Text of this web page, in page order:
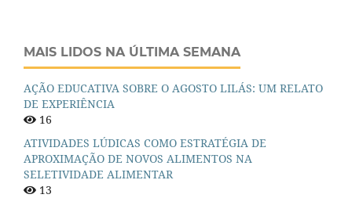
MAIS LIDOS NA ÚLTIMA SEMANA
AÇÃO EDUCATIVA SOBRE O AGOSTO LILÁS: UM RELATO
DE EXPERIÊNCIA
16
ATIVIDADES LÚDICAS COMO ESTRATÉGIA DE
APROXIMAÇÃO DE NOVOS ALIMENTOS NA
SELETIVIDADE ALIMENTAR
13